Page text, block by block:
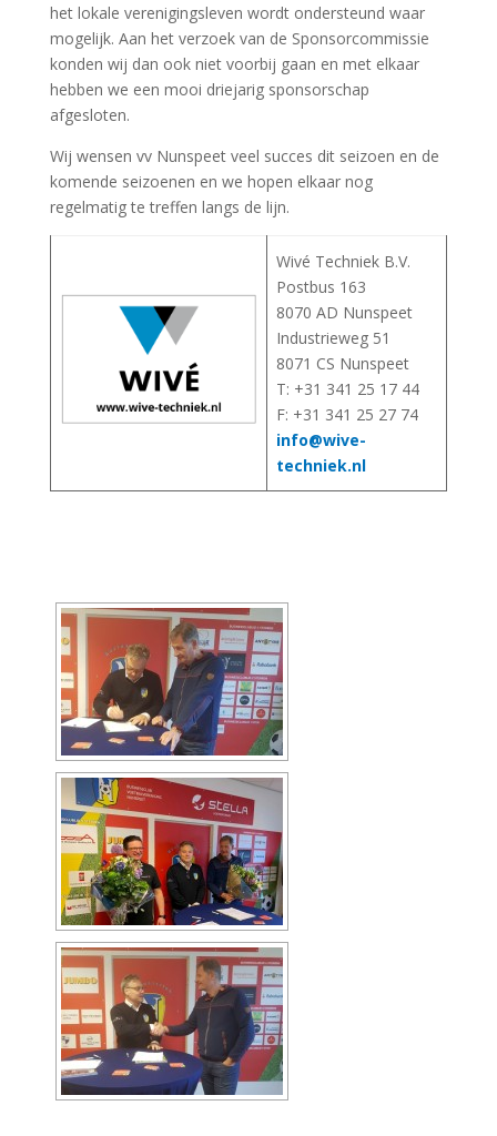
het lokale verenigingsleven wordt ondersteund waar
mogelijk. Aan het verzoek van de Sponsorcommissie
konden wij dan ook niet voorbij gaan en met elkaar
hebben we een mooi driejarig sponsorschap
afgesloten.
Wij wensen vv Nunspeet veel succes dit seizoen en de
komende seizoenen en we hopen elkaar nog
regelmatig te treffen langs de lijn.
Wivé Techniek B.V.
Postbus 163
8070 AD Nunspeet
Industrieweg 51
8071 CS Nunspeet
T: +31 341 25 17 44
F: +31 341 25 27 74
info@wive-
techniek.nl